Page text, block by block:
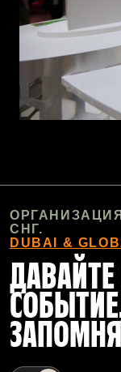
СНГ.
DUBAI &